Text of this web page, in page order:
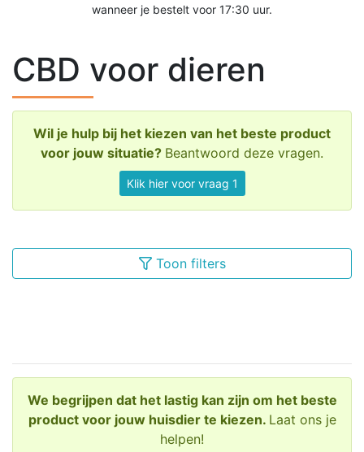
wanneer je bestelt voor 17:30 uur.
CBD voor dieren
Wil je hulp bij het kiezen van het beste product
voor jouw situatie? Beantwoord deze vragen.
Klik hier voor vraag 1
Toon filters
We begrijpen dat het lastig kan zijn om het beste
product voor jouw huisdier te kiezen. Laat ons je
helpen!